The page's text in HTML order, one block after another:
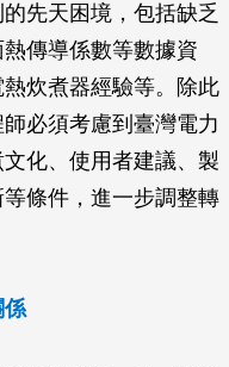
先天困境，包括缺乏
傳導係數等數據資
炊煮器經驗等。除此
必須考慮到臺灣電力
化、使用者建議、製
條件，進一步調整轉
係